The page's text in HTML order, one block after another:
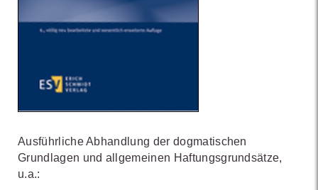
Ausführliche Abhandlung der dogmatischen
Grundlagen und allgemeinen Haftungsgrundsätze,
u.a.: